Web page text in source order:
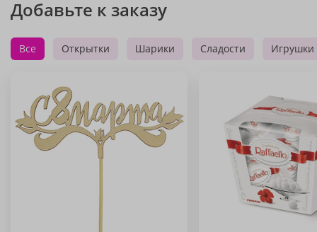
Добавьте к заказу
Все Открытки Шарики Сладости Игрушки